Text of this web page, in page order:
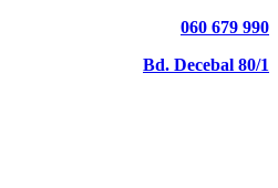
060 679 990
Bd. Decebal 80/1